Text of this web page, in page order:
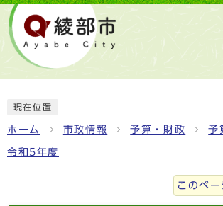
現在位置
ホーム 市政情報 予算・財政 予
令和5年度
このペ